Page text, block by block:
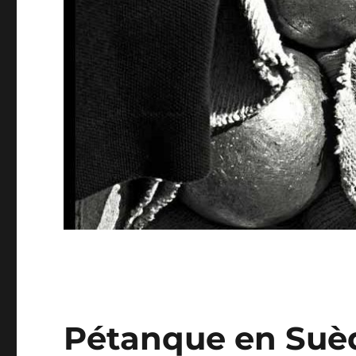
Pétanque en